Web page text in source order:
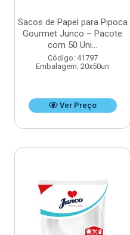
Sacos de Papel para Pipoca
Gourmet Junco – Pacote
com 50 Uni...
Código: 41797
Embalagem: 20x50un
Ver Preço